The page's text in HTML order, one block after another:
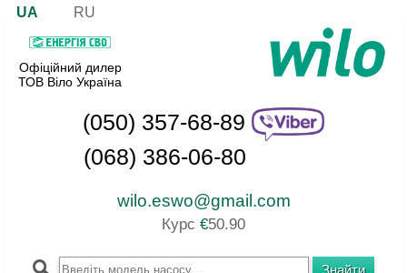
UA RU
Офіційний дилер
ТОВ Віло Україна
(050) 357-68-89
(068) 386-06-80
wilo.eswo@gmail.com
Курс €50.90